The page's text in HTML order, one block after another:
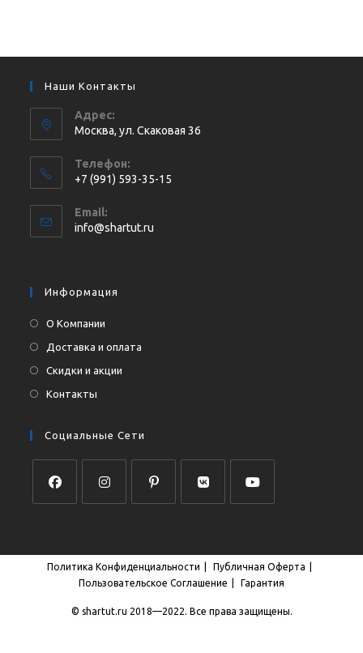
Наши Контакты
Адрес:
Москва, ул. Cкаковая 36
Телефон:
+7 (991) 593-35-15
в
вашем
Email:
info@shartut.ru
Информация
О Компании
Доставка и оплата
Скидки и акции
Контакты
Социальные Сети
новой
вкладке
новой
вкладке
новой
вкладке
новой
вкладке
новой
вкладке
Политика Конфиденциальности
Публичная Оферта
Пользовательское Соглашение
Гарантия
© shartut.ru 2018—2022. Все права защищены.